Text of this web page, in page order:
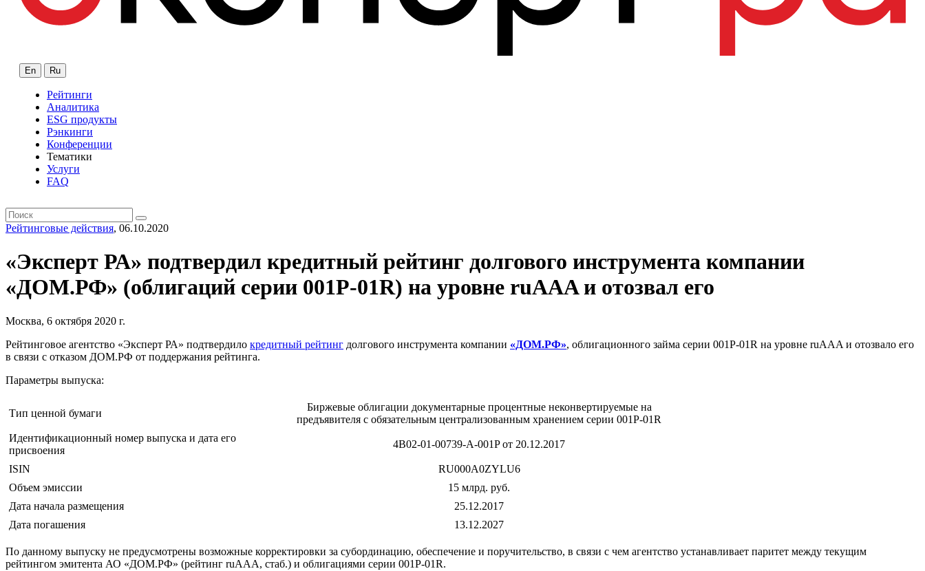
En Ru
Рейтинги
Аналитика
ESG продукты
Рэнкинги
Конференции
Тематики
Услуги
FAQ
Рейтинговые действия, 06.10.2020
«Эксперт РА» подтвердил кредитный рейтинг долгового инструмента компании
«ДОМ.РФ» (облигаций серии 001Р-01R) на уровне ruAAA и отозвал его
Москва, 6 октября 2020 г.
Рейтинговое агентство «Эксперт РА» подтвердило кредитный рейтинг долгового инструмента компании «ДОМ.РФ», облигационного займа серии 001Р-01R на уровне ruAAA и отозвало его
в связи с отказом ДОМ.РФ от поддержания рейтинга.
Параметры выпуска:
Тип ценной бумаги
Биржевые облигации документарные процентные неконвертируемые на
предъявителя c обязательным централизованным хранением серии 001Р-01R
Идентификационный номер выпуска и дата его
присвоения
4B02-01-00739-A-001P от 20.12.2017
ISIN
RU000A0ZYLU6
Объем эмиссии
15 млрд. руб.
Дата начала размещения
25.12.2017
Дата погашения
13.12.2027
По данному выпуску не предусмотрены возможные корректировки за субординацию, обеспечение и поручительство, в связи с чем агентство устанавливает паритет между текущим
рейтингом эмитента АО «ДОМ.РФ» (рейтинг ruAAA, стаб.) и облигациями серии 001Р-01R.